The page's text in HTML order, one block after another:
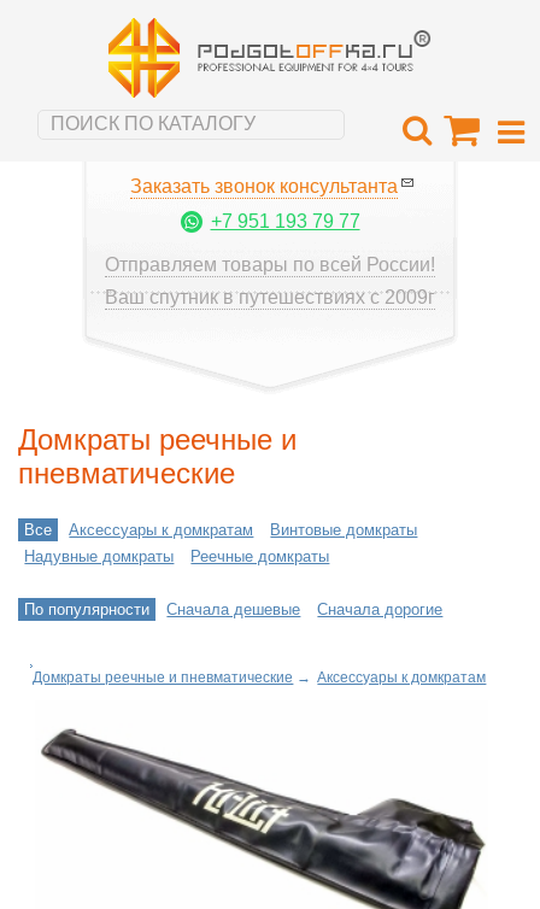
Заказать звонок консультанта
+7 951 193 79 77
Отправляем товары по всей России!
Ваш спутник в путешествиях с 2009г
Домкраты реечные и
пневматические
Все Аксессуары к домкратам
Винтовые домкраты
Надувные домкраты
Реечные домкраты
По популярности Сначала дешевые Сначала дорогие
Домкраты реечные и пневматические → Аксессуары к домкратам